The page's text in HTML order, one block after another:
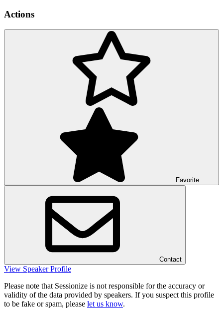
Actions
Favorite
Contact
View Speaker Profile
Please note that Sessionize is not responsible for the accuracy or
validity of the data provided by speakers. If you suspect this profile
to be fake or spam, please let us know.